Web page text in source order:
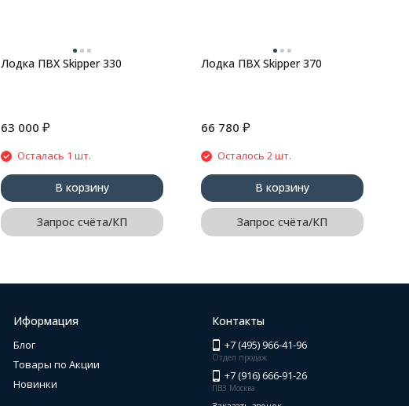
Лодка ПВХ Skipper 330
63 000 ₽
Осталась 1 шт.
В корзину
Запрос счёта/КП
Лодка ПВХ Skipper 370
66 780 ₽
Осталось 2 шт.
В корзину
Запрос счёта/КП
Иформация
Блог
Товары по Акции
Новинки
Контакты
+7 (495) 966-41-96
Отдел продаж
+7 (916) 666-91-26
ПВЗ Москва